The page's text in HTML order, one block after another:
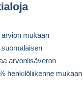
mukaan
arvonlisäveron
henkilöliikenne mukaan